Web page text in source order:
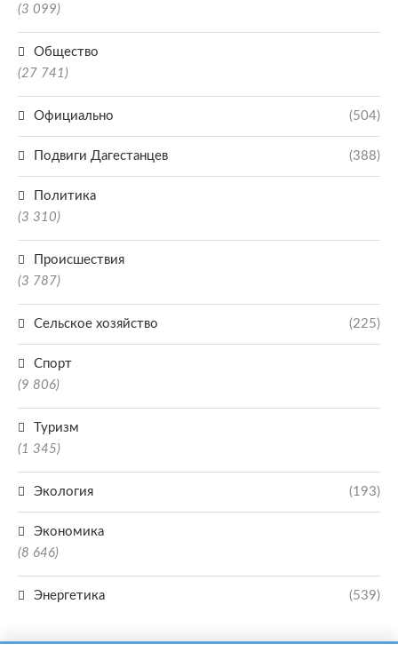
(3 099)
Общество
(27 741)
Официально (504)
Подвиги Дагестанцев (388)
Политика
(3 310)
Происшествия
(3 787)
Сельское хозяйство (225)
Спорт
(9 806)
Туризм
(1 345)
Экология (193)
Экономика
(8 646)
Энергетика (539)